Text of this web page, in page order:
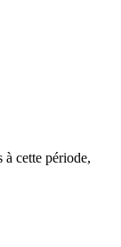
à cette période,